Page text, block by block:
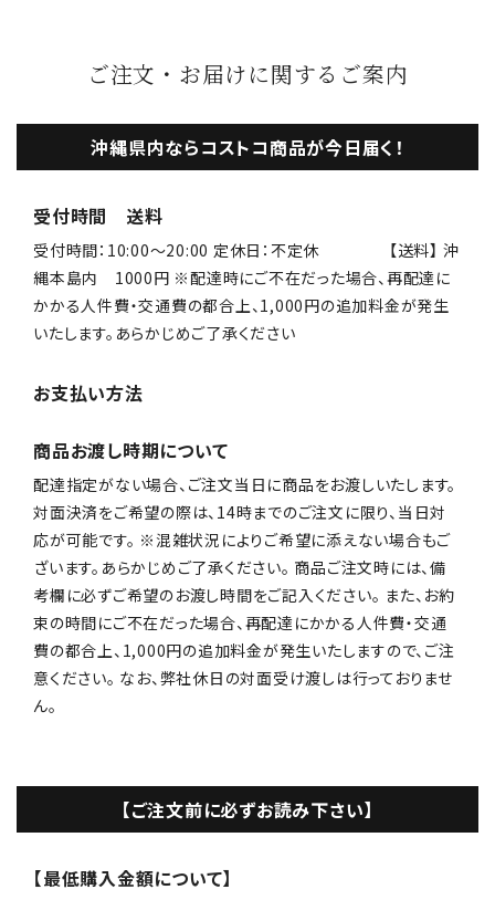
ご注文・お届けに関するご案内
沖縄県内ならコストコ商品が今日届く！
受付時間 送料
受付時間：10:00〜20:00 定休日：不定休 【送料】 沖
縄本島内 1000円 ※配達時にご不在だった場合、再配達に
かかる人件費・交通費の都合上、1,000円の追加料金が発生
いたします。あらかじめご了承ください
お支払い方法
商品お渡し時期について
配達指定がない場合、ご注文当日に商品をお渡しいたします。
対面決済をご希望の際は、14時までのご注文に限り、当日対
応が可能です。 ※混雑状況によりご希望に添えない場合もご
ざいます。あらかじめご了承ください。 商品ご注文時には、備
考欄に必ずご希望のお渡し時間をご記入ください。 また、お約
束の時間にご不在だった場合、再配達にかかる人件費・交通
費の都合上、1,000円の追加料金が発生いたしますので、ご注
意ください。 なお、弊社休日の対面受け渡しは行っておりませ
ん。
【ご注文前に必ずお読み下さい】
【最低購入金額について】